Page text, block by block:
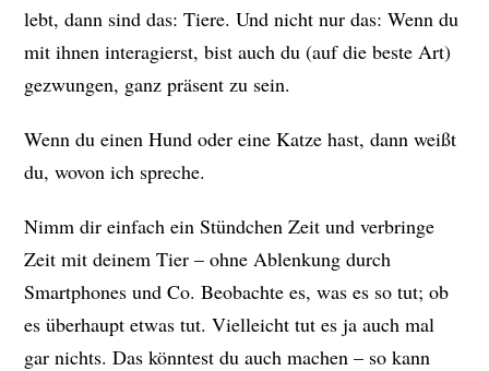
lebt, dann sind das: Tiere. Und nicht nur das: Wenn du
mit ihnen interagierst, bist auch du (auf die beste Art)
gezwungen, ganz präsent zu sein.
Wenn du einen Hund oder eine Katze hast, dann weißt
du, wovon ich spreche.
Nimm dir einfach ein Stündchen Zeit und verbringe
Zeit mit deinem Tier – ohne Ablenkung durch
Smartphones und Co. Beobachte es, was es so tut; ob
es überhaupt etwas tut. Vielleicht tut es ja auch mal
gar nichts. Das könntest du auch machen – so kann